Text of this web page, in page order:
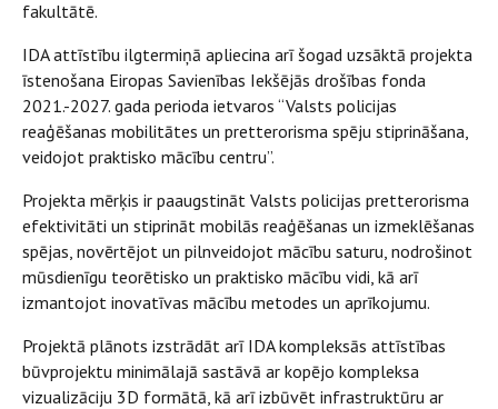
fakultātē.
IDA attīstību ilgtermiņā apliecina arī šogad uzsāktā projekta
īstenošana Eiropas Savienības Iekšējās drošības fonda
2021.-2027. gada perioda ietvaros “Valsts policijas
reaģēšanas mobilitātes un pretterorisma spēju stiprināšana,
veidojot praktisko mācību centru”.
Projekta mērķis ir paaugstināt Valsts policijas pretterorisma
efektivitāti un stiprināt mobilās reaģēšanas un izmeklēšanas
spējas, novērtējot un pilnveidojot mācību saturu, nodrošinot
mūsdienīgu teorētisko un praktisko mācību vidi, kā arī
izmantojot inovatīvas mācību metodes un aprīkojumu.
Projektā plānots izstrādāt arī IDA kompleksās attīstības
būvprojektu minimālajā sastāvā ar kopējo kompleksa
vizualizāciju 3D formātā, kā arī izbūvēt infrastruktūru ar